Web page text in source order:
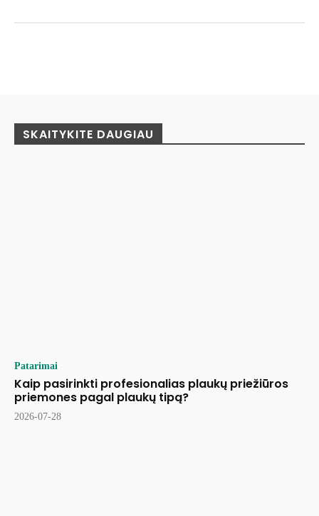
SKAITYKITE DAUGIAU
Patarimai
Kaip pasirinkti profesionalias plaukų priežiūros
priemones pagal plaukų tipą?
2026-07-28